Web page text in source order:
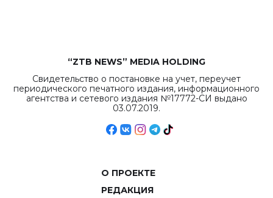
“ZTB NEWS” MEDIA HOLDING
Свидетельство о постановке на учет, переучет
периодического печатного издания, информационного
агентства и сетевого издания №17772-СИ выдано
03.07.2019.
О ПРОЕКТЕ
РЕДАКЦИЯ